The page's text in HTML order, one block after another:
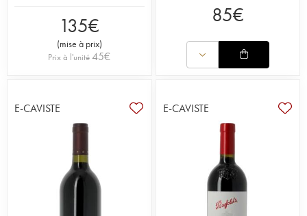
135€
(mise à prix)
Prix à l'unité45€
85€
E-CAVISTE E-CAVISTE